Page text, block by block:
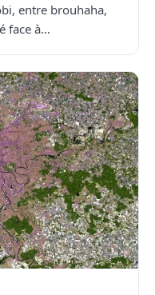
entre brouhaha,
face à…